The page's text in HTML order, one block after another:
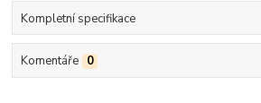
Kompletní specifikace
Komentáře 0